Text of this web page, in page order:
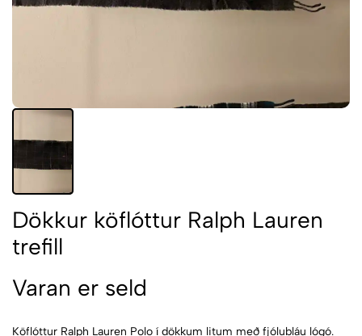
Dökkur köflóttur Ralph Lauren
trefill
Varan er seld
Köflóttur Ralph Lauren Polo í dökkum litum með fjólubláu lógó.